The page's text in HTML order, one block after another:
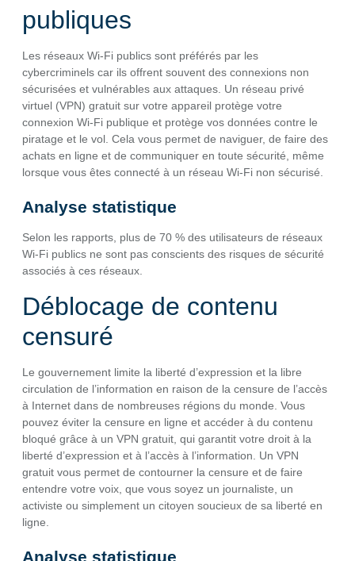
publiques
Les réseaux Wi-Fi publics sont préférés par les
cybercriminels car ils offrent souvent des connexions non
sécurisées et vulnérables aux attaques. Un réseau privé
virtuel (VPN) gratuit sur votre appareil protège votre
connexion Wi-Fi publique et protège vos données contre le
piratage et le vol. Cela vous permet de naviguer, de faire des
achats en ligne et de communiquer en toute sécurité, même
lorsque vous êtes connecté à un réseau Wi-Fi non sécurisé.
Analyse statistique
Selon les rapports, plus de 70 % des utilisateurs de réseaux
Wi-Fi publics ne sont pas conscients des risques de sécurité
associés à ces réseaux.
Déblocage de contenu
censuré
Le gouvernement limite la liberté d’expression et la libre
circulation de l’information en raison de la censure de l’accès
à Internet dans de nombreuses régions du monde. Vous
pouvez éviter la censure en ligne et accéder à du contenu
bloqué grâce à un VPN gratuit, qui garantit votre droit à la
liberté d’expression et à l’accès à l’information. Un VPN
gratuit vous permet de contourner la censure et de faire
entendre votre voix, que vous soyez un journaliste, un
activiste ou simplement un citoyen soucieux de sa liberté en
ligne.
Analyse statistique